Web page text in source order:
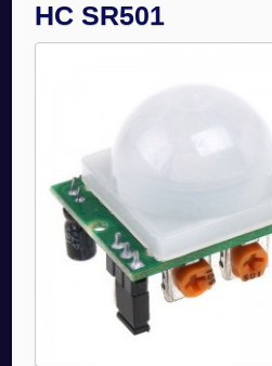
HC SR501